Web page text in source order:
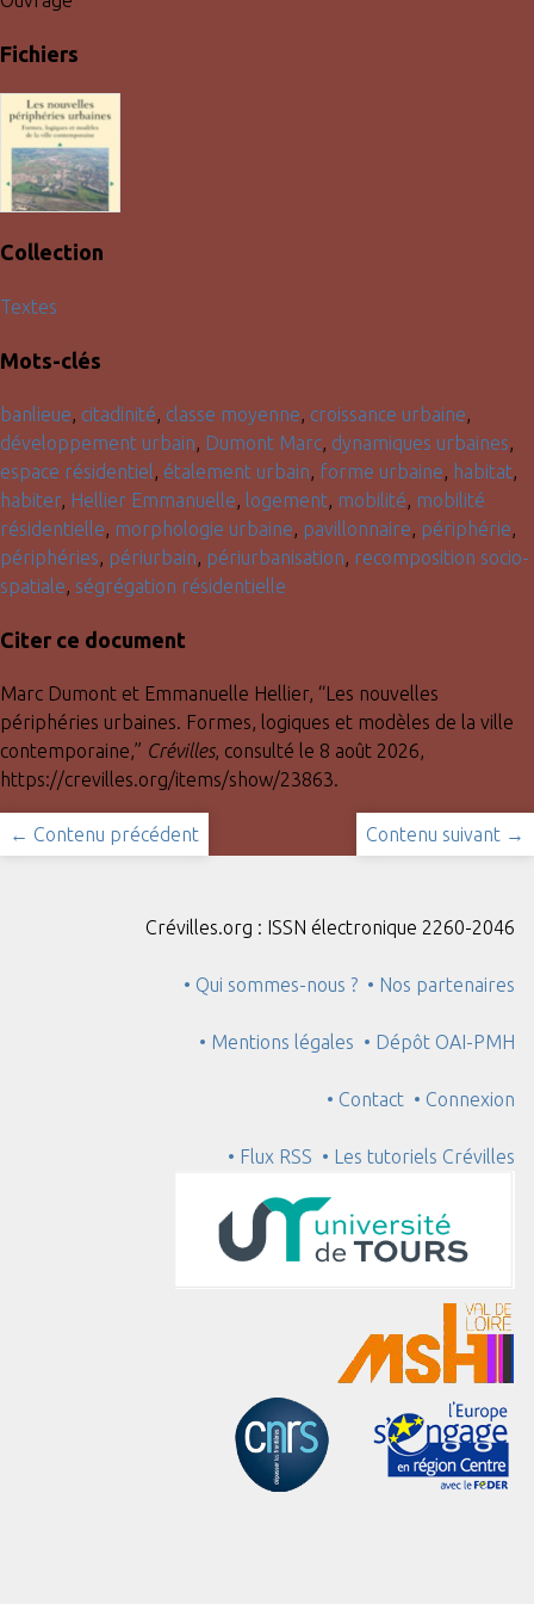
Fichiers
Collection
Textes
Mots-clés
banlieue, citadinité, classe moyenne, croissance urbaine,
développement urbain, Dumont Marc, dynamiques urbaines,
espace résidentiel , étalement urbain, forme urbaine, habitat,
habiter, Hellier Emmanuelle, logement, mobilité, mobilité
résidentielle, morphologie urbaine, pavillonnaire, périphérie,
périphéries, périurbain, périurbanisation, recomposition socio-
spatiale, ségrégation résidentielle
Citer ce document
Marc Dumont et Emmanuelle Hellier, “Les nouvelles
périphéries urbaines. Formes, logiques et modèles de la ville
contemporaine,” Crévilles, consulté le 8 août 2026,
https://crevilles.org/items/show/23863.
← Contenu précédent Contenu suivant →
Crévilles.org : ISSN électronique 2260-2046
• Qui sommes-nous ? • Nos partenaires
• Mentions légales • Dépôt OAI-PMH
• Contact • Connexion
• Flux RSS • Les tutoriels Crévilles